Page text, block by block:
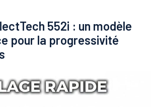
552i : un modèle
pour la progressivité